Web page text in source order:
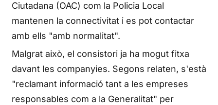
Ciutadana (OAC) com la Policia Local
mantenen la connectivitat i es pot contactar
amb ells "amb normalitat".
Malgrat això, el consistori ja ha mogut fitxa
davant les companyies. Segons relaten, s'està
"reclamant informació tant a les empreses
responsables com a la Generalitat" per